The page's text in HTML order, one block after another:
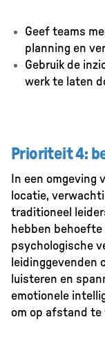
Geef teams
planning en
Gebruik de
werk te laten
Prioriteit 4:
In een omgeving
locatie,
traditioneel
hebben
psychologische
leidinggevenden
luisteren en
emotionele
om op afstand te